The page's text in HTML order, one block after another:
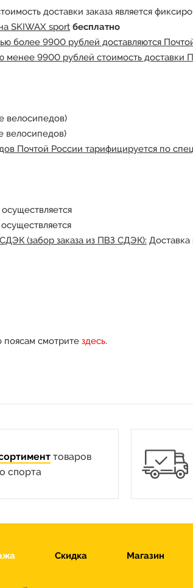
доставки заказа является
SKIWAX sport бесплатно
более 9900 рублей доставляются
менее 9900 рублей стоимость доставки
велосипедов)
велосипедов)
Почтой России тарифицируется по
(забор заказа из ПВЗ СДЭК):
поясам смотрите здесь.
товаров
спорта
Скидка Магазин